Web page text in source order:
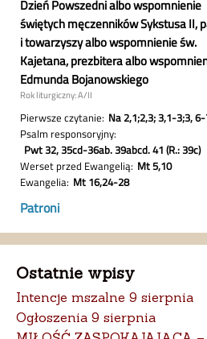
Ostatnie wpisy
Intencje mszalne 9 sierpnia
Ogłoszenia 9 sierpnia